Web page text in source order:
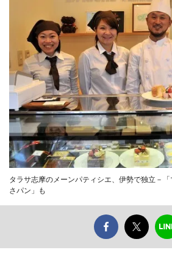
タラサ志摩のメーンパティシエ、伊勢で独立－
さパン」も